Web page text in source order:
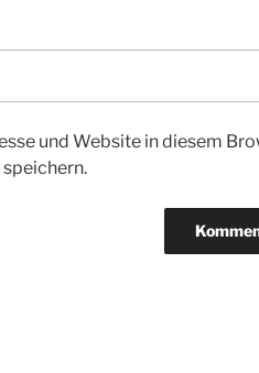
und Website in diesem